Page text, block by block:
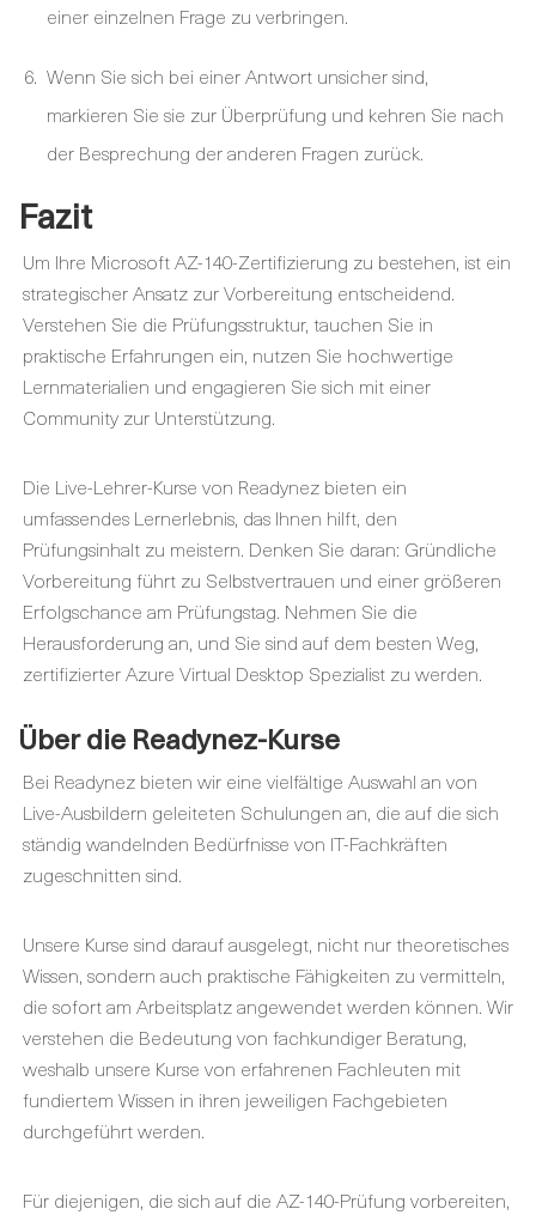
einer einzelnen Frage zu verbringen.
Wenn Sie sich bei einer Antwort unsicher sind,
markieren Sie sie zur Überprüfung und kehren Sie nach
der Besprechung der anderen Fragen zurück.
Fazit
Um Ihre Microsoft AZ-140-Zertifizierung zu bestehen, ist ein
strategischer Ansatz zur Vorbereitung entscheidend.
Verstehen Sie die Prüfungsstruktur, tauchen Sie in
praktische Erfahrungen ein, nutzen Sie hochwertige
Lernmaterialien und engagieren Sie sich mit einer
Community zur Unterstützung.
Die Live-Lehrer-Kurse von Readynez bieten ein
umfassendes Lernerlebnis, das Ihnen hilft, den
Prüfungsinhalt zu meistern. Denken Sie daran: Gründliche
Vorbereitung führt zu Selbstvertrauen und einer größeren
Erfolgschance am Prüfungstag. Nehmen Sie die
Herausforderung an, und Sie sind auf dem besten Weg,
zertifizierter Azure Virtual Desktop Spezialist zu werden.
Über die Readynez-Kurse
Bei Readynez bieten wir eine vielfältige Auswahl an von
Live-Ausbildern geleiteten Schulungen an, die auf die sich
ständig wandelnden Bedürfnisse von IT-Fachkräften
zugeschnitten sind.
Unsere Kurse sind darauf ausgelegt, nicht nur theoretisches
Wissen, sondern auch praktische Fähigkeiten zu vermitteln,
die sofort am Arbeitsplatz angewendet werden können. Wir
verstehen die Bedeutung von fachkundiger Beratung,
weshalb unsere Kurse von erfahrenen Fachleuten mit
fundiertem Wissen in ihren jeweiligen Fachgebieten
durchgeführt werden.
Für diejenigen, die sich auf die AZ-140-Prüfung vorbereiten,